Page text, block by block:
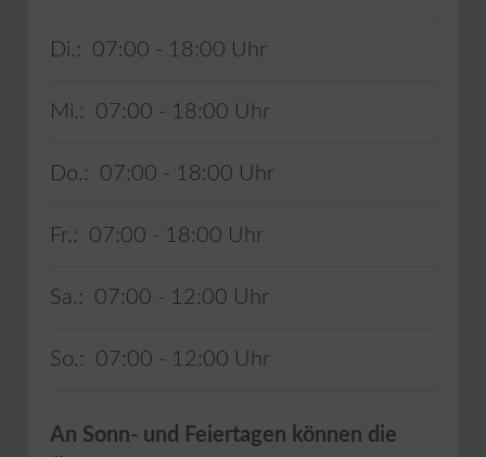
Di.: 07:00 - 18:00
Mi.: 07:00 - 18:00
Do.: 07:00 - 18:00
Fr.: 07:00 - 18:00
Sa.: 07:00 - 12:00
So.: 07:00 - 12:00
An Sonn- und Feiertagen können die